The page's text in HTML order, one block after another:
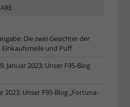
Die zwei Gesichter der
Einkaufsmeile und Puff
Januar 2023: Unser F95-Blog
2023: Unser F95-Blog „Fortuna-